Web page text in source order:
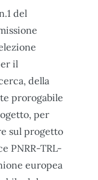
del
il
della
prorogabile
per
sul progetto
PNRR-TRL-
europea